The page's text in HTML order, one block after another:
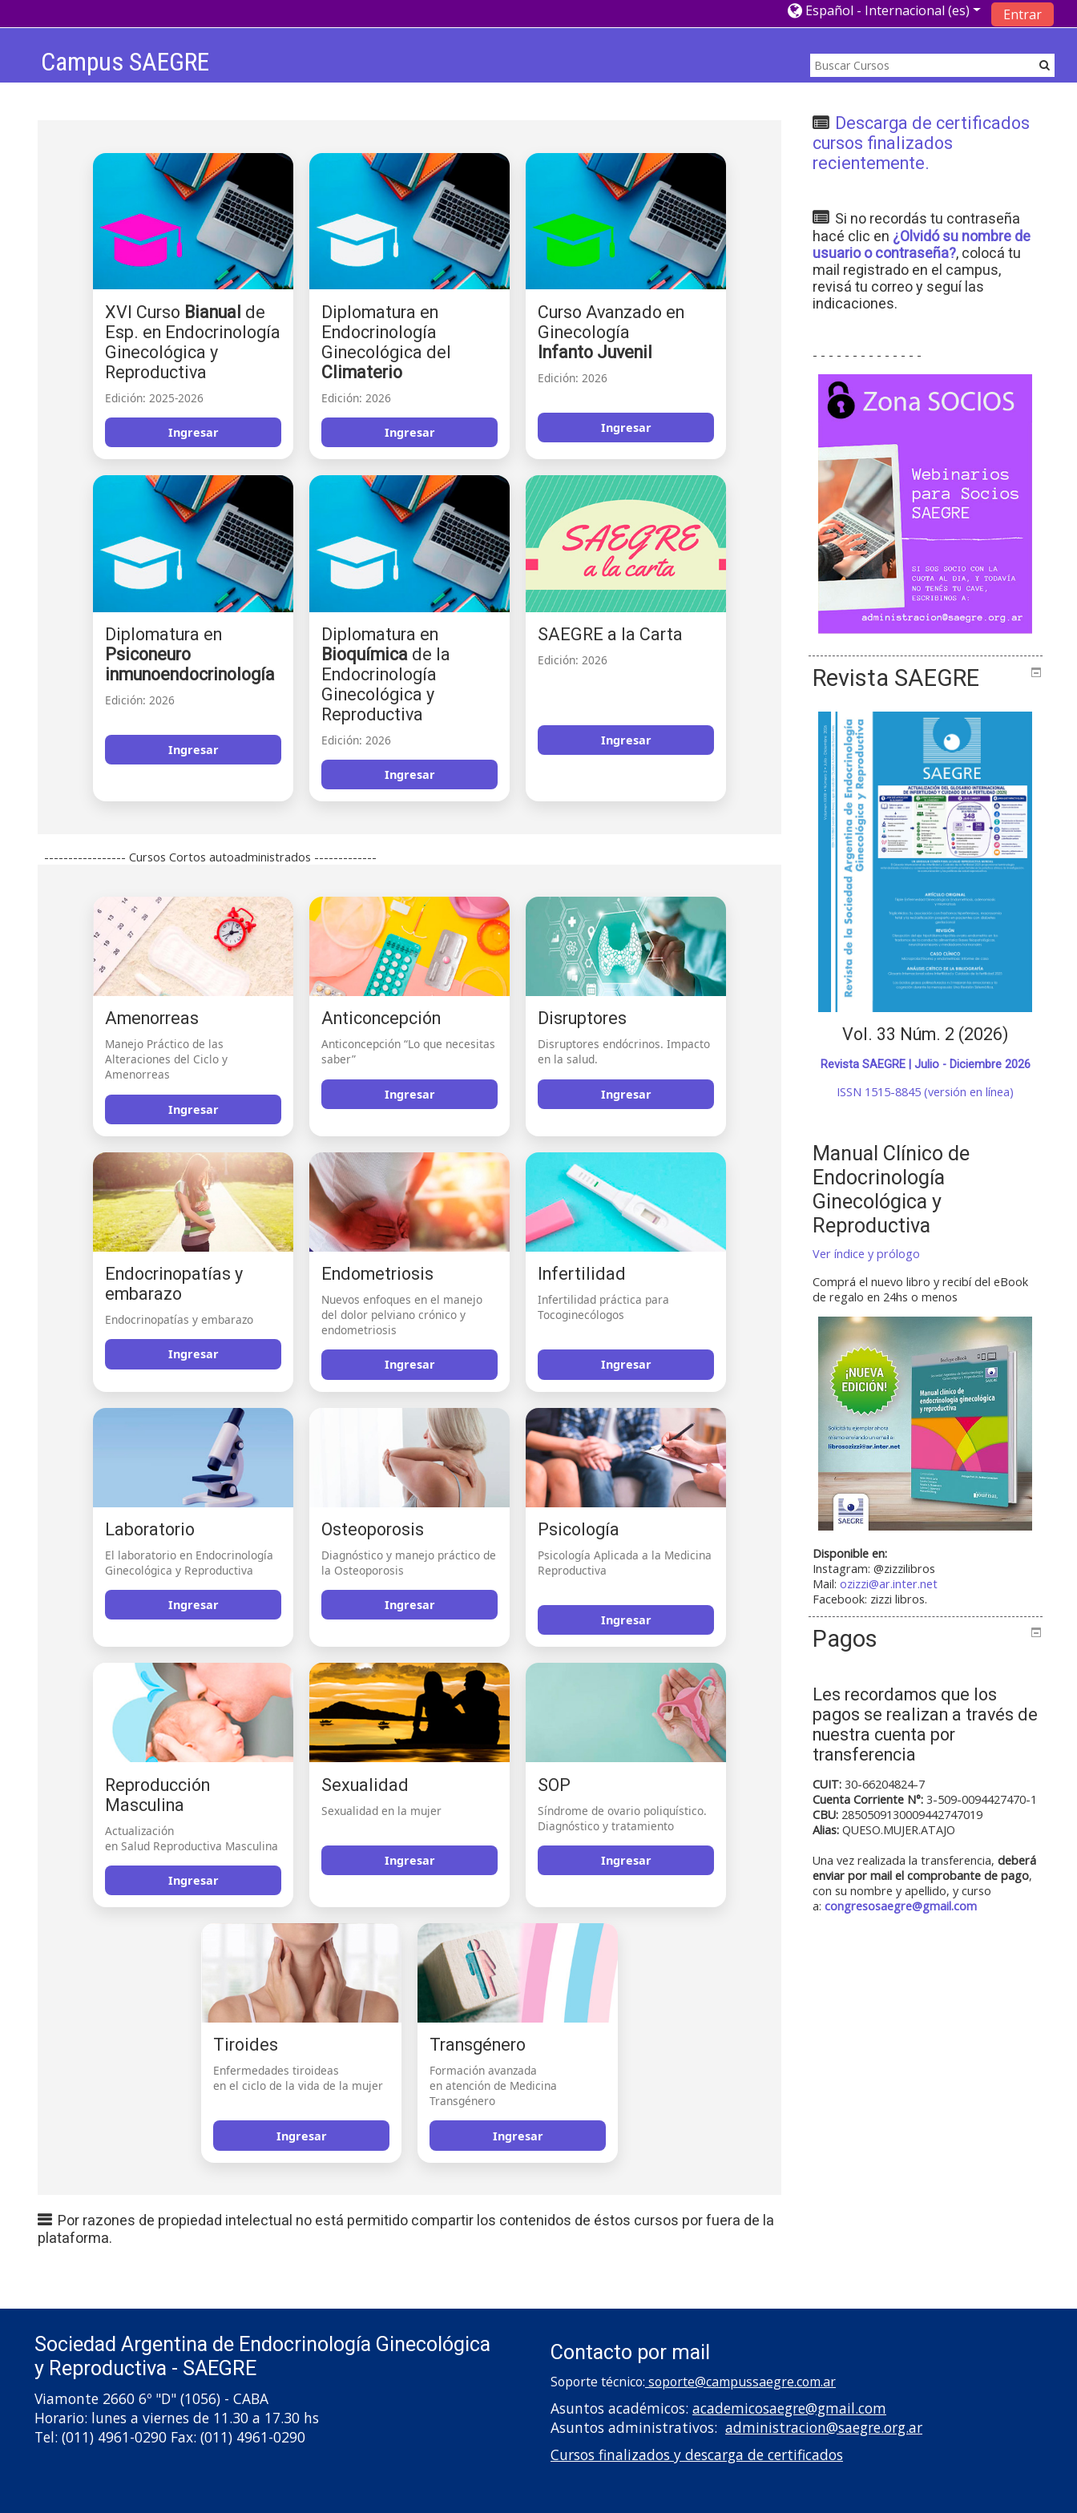
Español - Internacional ‎(es)‎ Entrar
Campus SAEGRE
XVI Curso Bianual de
Esp. en Endocrinología
Ginecológica y
Reproductiva
Edición: 2025-2026
Ingresar
Diplomatura en
Endocrinología
Ginecológica del
Climaterio
Edición: 2026
Ingresar
Curso Avanzado en
Ginecología
Infanto Juvenil
Edición: 2026
Ingresar
Diplomatura en
Psiconeuro
inmunoendocrinología
Edición: 2026
Ingresar
Diplomatura en
Bioquímica de la
Endocrinología
Ginecológica y
Reproductiva
Edición: 2026
Ingresar
SAEGRE a la Carta
Edición: 2026
Ingresar
----------------- Cursos Cortos autoadministrados -------------
Amenorreas
Manejo Práctico de las
Alteraciones del Ciclo y
Amenorreas
Ingresar
Anticoncepción
Anticoncepción “Lo que necesitas
saber”
Ingresar
Disruptores
Disruptores endócrinos. Impacto
en la salud.
Ingresar
Endocrinopatías y
embarazo
Endocrinopatías y embarazo
Ingresar
Endometriosis
Nuevos enfoques en el manejo
del dolor pelviano crónico y
endometriosis
Ingresar
Infertilidad
Infertilidad práctica para
Tocoginecólogos
Ingresar
Laboratorio
El laboratorio en Endocrinología
Ginecológica y Reproductiva
Ingresar
Osteoporosis
Diagnóstico y manejo práctico de
la Osteoporosis
Ingresar
Psicología
Psicología Aplicada a la Medicina
Reproductiva
Ingresar
Reproducción
Masculina
Actualización
en Salud Reproductiva Masculina
Ingresar
Sexualidad
Sexualidad en la mujer
Ingresar
SOP
Síndrome de ovario poliquístico.
Diagnóstico y tratamiento
Ingresar
Tiroides
Enfermedades tiroideas
en el ciclo de la vida de la mujer
Ingresar
Transgénero
Formación avanzada
en atención de Medicina
Transgénero
Ingresar
Por razones de propiedad intelectual no está permitido compartir los contenidos de éstos cursos por fuera de la
plataforma.
Descarga de certificados
cursos finalizados
recientemente.
Si no recordás tu contraseña
hacé clic en ¿Olvidó su nombre de
usuario o contraseña?, colocá tu
mail registrado en el campus,
revisá tu correo y seguí las
indicaciones.
- - - - - - - - - - - - - -
Revista SAEGRE
Vol. 33 Núm. 2 (2026)
Revista SAEGRE | Julio - Diciembre 2026
ISSN 1515-8845 (versión en línea)
Manual Clínico de
Endocrinología
Ginecológica y
Reproductiva
Ver índice y prólogo
Comprá el nuevo libro y recibí del eBook
de regalo en 24hs o menos
Disponible en:
Instagram: @zizzilibros
Mail: ozizzi@ar.inter.net
Facebook: zizzi libros.
Pagos
Les recordamos que los
pagos se realizan a través de
nuestra cuenta por
transferencia
CUIT: 30-66204824-7
Cuenta Corriente N°:3-509-0094427470-1
CBU: 2850509130009442747019
Alias: QUESO.MUJER.ATAJO
Una vez realizada la transferencia, deberá
enviar por mail el comprobante de pago,
con su nombre y apellido, y curso
a: congresosaegre@gmail.com
Sociedad Argentina de Endocrinología Ginecológica
y Reproductiva - SAEGRE
Viamonte 2660 6º "D" (1056) - CABA
Horario: lunes a viernes de 11.30 a 17.30 hs
Tel: (011) 4961-0290 Fax: (011) 4961-0290
Contacto por mail
Soporte técnico: soporte@campussaegre.com.ar
Asuntos académicos: academicosaegre@gmail.com
Asuntos administrativos: administracion@saegre.org.ar
Cursos finalizados y descarga de certificados